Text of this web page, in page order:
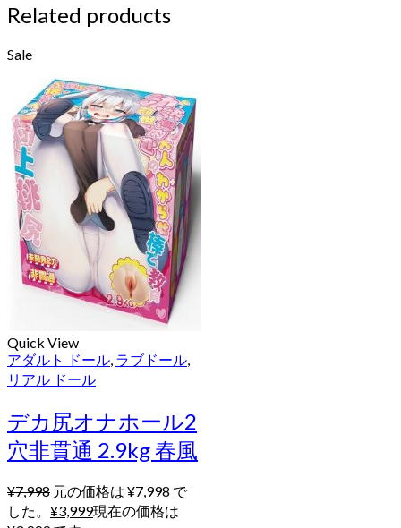
Related products
Sale
Quick View
アダルト ドール ラブドール
リアル ドール
デカ尻オナホール2
穴非貫通 2.9kg 春風
¥7,998 元の価格は ¥7,998 で
した。 ¥3,999現在の価格は